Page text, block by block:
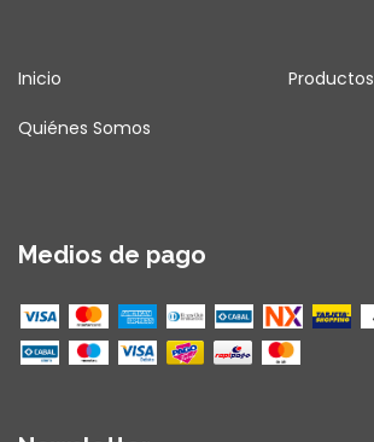
Inicio Productos
Quiénes Somos
Medios de pago